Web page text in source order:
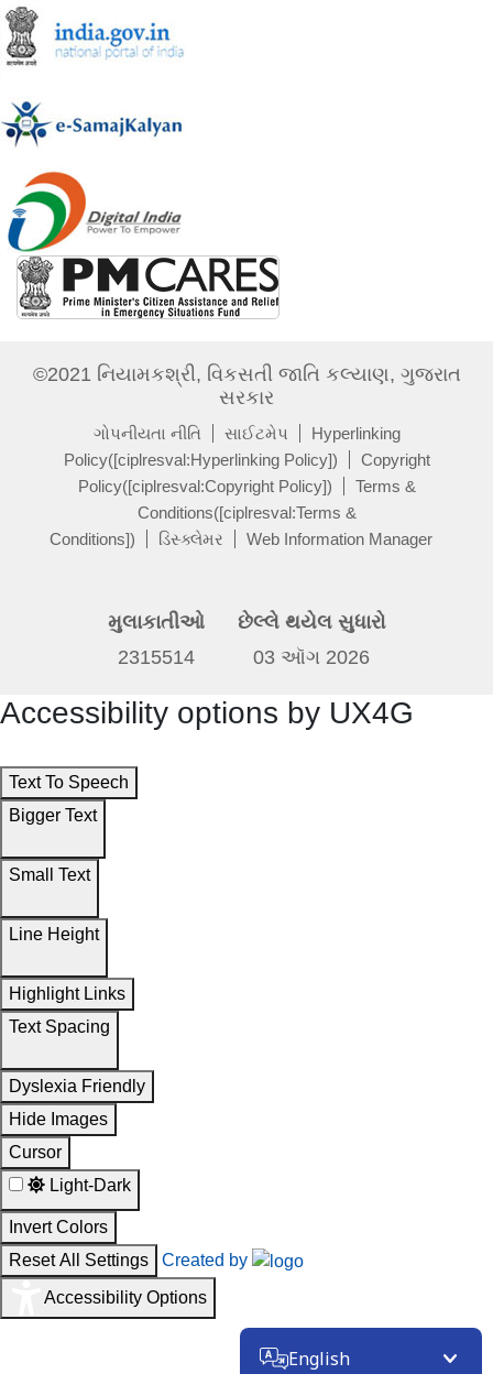
©2021 નિયામકશ્રી, વિકસતી જાતિ કલ્યાણ, ગુજરાત
સરકાર
ગોપનીયતા નીતિ સાઈટમેપ
Hyperlinking
Policy([ciplresval:Hyperlinking Policy])
Copyright
Policy([ciplresval:Copyright Policy])
Terms &
Conditions([ciplresval:Terms &
Conditions])
ડિસ્ક્લેમર Web Information Manager
મુલાકાતીઓ
2315514
છેલ્લે થયેલ સુધારો
03 ઑગ 2026
Accessibility options by UX4G
Text To Speech
Bigger Text
Small Text
Line Height
Highlight Links
Text Spacing
Dyslexia Friendly
Hide Images
Cursor
Light-Dark
Invert Colors
Reset All Settings
Created by
Accessibility Options
English